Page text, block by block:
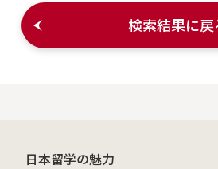
検索結果に戻
日本留学の魅力